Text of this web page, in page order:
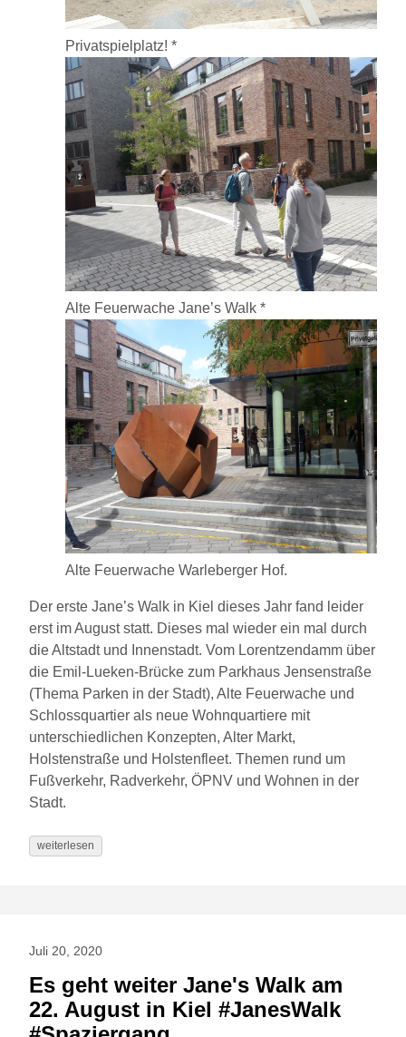
Privatspielplatz! *
Alte Feuerwache Jane’s Walk *
Alte Feuerwache Warleberger Hof.
Der erste Jane’s Walk in Kiel dieses Jahr fand leider
erst im August statt. Dieses mal wieder ein mal durch
die Altstadt und Innenstadt. Vom Lorentzendamm über
die Emil-Lueken-Brücke zum Parkhaus Jensenstraße
(Thema Parken in der Stadt), Alte Feuerwache und
Schlossquartier als neue Wohnquartiere mit
unterschiedlichen Konzepten, Alter Markt,
Holstenstraße und Holstenfleet. Themen rund um
Fußverkehr, Radverkehr, ÖPNV und Wohnen in der
Stadt.
weiterlesen
Juli 20, 2020
Es geht weiter Jane's Walk am
22. August in Kiel #JanesWalk